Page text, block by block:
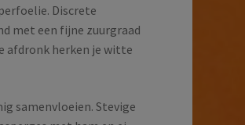
Discrete
met een fijne zuurgraad
afdronk herken je witte
samenvloeien. Stevige